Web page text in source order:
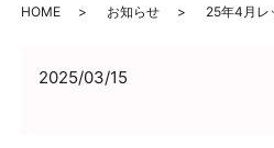
HOME お知らせ 25年4月レ
2025/03/15